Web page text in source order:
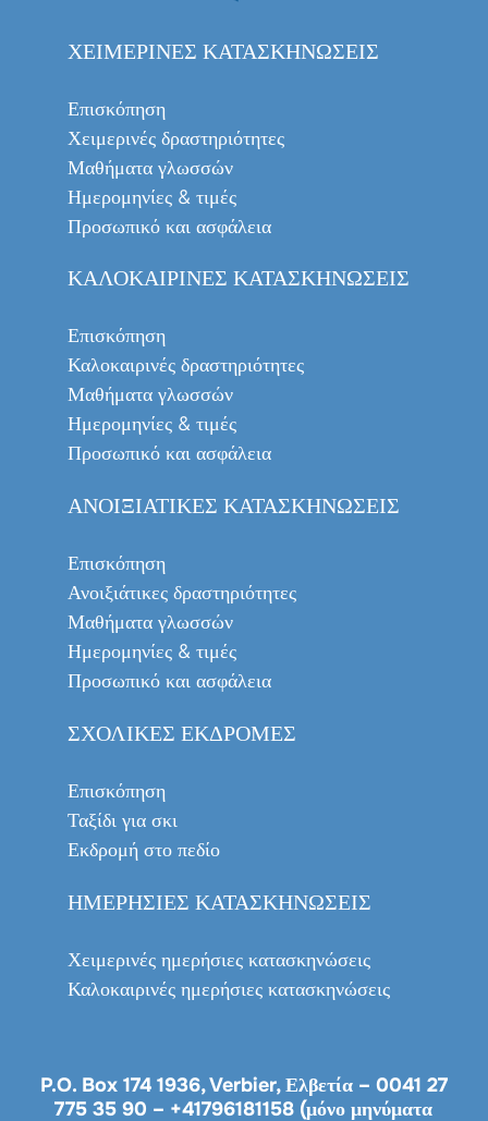
ΧΕΙΜΕΡΙΝΈΣ ΚΑΤΑΣΚΗΝΏΣΕΙΣ
Επισκόπηση
Χειμερινές δραστηριότητες
Μαθήματα γλωσσών
Ημερομηνίες & τιμές
Προσωπικό και ασφάλεια
ΚΑΛΟΚΑΙΡΙΝΈΣ ΚΑΤΑΣΚΗΝΏΣΕΙΣ
Επισκόπηση
Καλοκαιρινές δραστηριότητες
Μαθήματα γλωσσών
Ημερομηνίες & τιμές
Προσωπικό και ασφάλεια
ΑΝΟΙΞΙΆΤΙΚΕΣ ΚΑΤΑΣΚΗΝΏΣΕΙΣ
Επισκόπηση
Ανοιξιάτικες δραστηριότητες
Μαθήματα γλωσσών
Ημερομηνίες & τιμές
Προσωπικό και ασφάλεια
ΣΧΟΛΙΚΈΣ ΕΚΔΡΟΜΈΣ
Επισκόπηση
Ταξίδι για σκι
Εκδρομή στο πεδίο
ΗΜΕΡΉΣΙΕΣ ΚΑΤΑΣΚΗΝΏΣΕΙΣ
Χειμερινές ημερήσιες κατασκηνώσεις
Καλοκαιρινές ημερήσιες κατασκηνώσεις
P.O. Box 174 1936, Verbier, Ελβετία – 0041 27
775 35 90 – +41796181158 (μόνο μηνύματα